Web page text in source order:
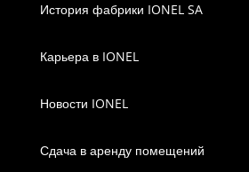
История фабрики IONEL SA
Карьера в IONEL
Новости IONEL
Сдача в аренду помещений